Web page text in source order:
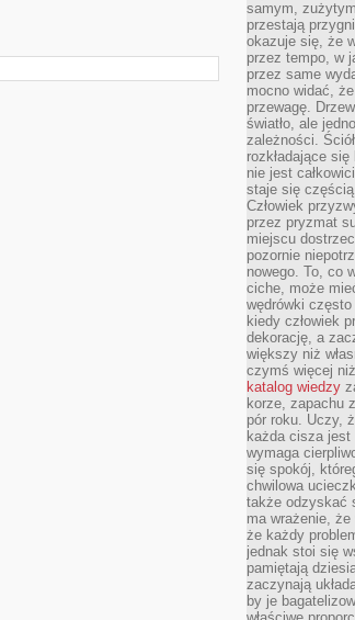
samym,
przestają
okazuje się, że
przez tempo, w
przez same
mocno widać,
przewagę.
światło, ale
zależności.
rozkładające
nie jest
staje się
Człowiek
przez pryzmat
miejscu
pozornie
nowego. To, co
ciche, może
wędrówki
kiedy człowiek
dekorację, a
większy niż
czymś więcej
katalog wiedzy
korze, zapachu
pór roku. Uczy,
każda cisza
wymaga
się spokój,
chwilowa
także odzyskać
ma wrażenie,
że każdy
jednak stoi się
pamiętają
zaczynają
by je